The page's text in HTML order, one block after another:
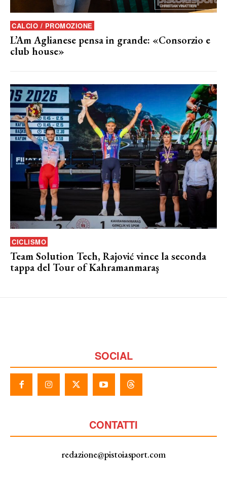
CALCIO / PROMOZIONE
L’Am Aglianese pensa in grande: «Consorzio e
club house»
CICLISMO
Team Solution Tech, Rajović vince la seconda
tappa del Tour of Kahramanmaraş
SOCIAL
CONTATTI
redazione@pistoiasport.com